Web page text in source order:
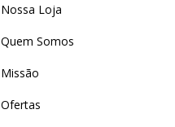
Nossa Loja
Quem Somos
Missão
Ofertas